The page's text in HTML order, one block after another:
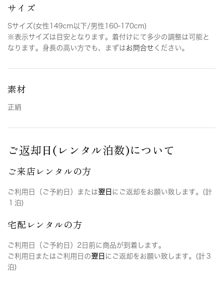
サイズ
Sサイズ(女性149cm以下/男性160-170cm)
※表示サイズは目安となります。着付けにて多少の調整は可能と
なります。身長の高い方でも、まずはお問合せ ください。
素材
正絹
ご返却日(レンタル泊数)について
ご来店レンタルの方
ご利用日（ご予約日）または翌日 にご返却をお願い致します。(計
１泊)
宅配レンタルの方
ご利用日（ご予約日）2日前に商品が到着します。
ご利用日またはご利用日の翌日 にご返却をお願い致します。(計３
泊)